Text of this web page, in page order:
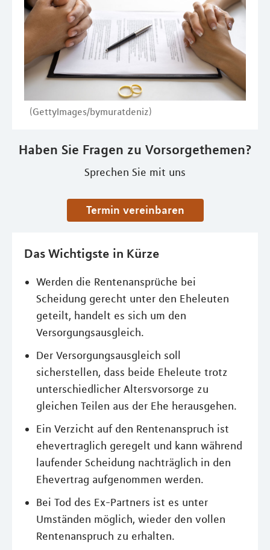
(GettyImages/bymuratdeniz)
Haben Sie Fragen zu Vorsorgethemen?
Sprechen Sie mit uns
Termin vereinbaren
Das Wichtigste in Kürze
Werden die Rentenansprüche bei
Scheidung gerecht unter den Eheleuten
geteilt, handelt es sich um den
Versorgungsausgleich.
Der Versorgungsausgleich soll
sicherstellen, dass beide Eheleute trotz
unterschiedlicher Altersvorsorge zu
gleichen Teilen aus der Ehe herausgehen.
Ein Verzicht auf den Rentenanspruch ist
ehevertraglich geregelt und kann während
laufender Scheidung nachträglich in den
Ehevertrag aufgenommen werden.
Bei Tod des Ex-Partners ist es unter
Umständen möglich, wieder den vollen
Rentenanspruch zu erhalten.